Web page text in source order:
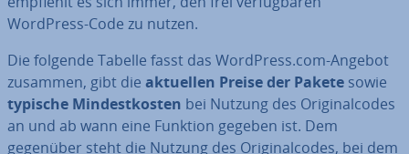
WordPress-Code zu nutzen.
Die folgende Tabelle fasst das WordPress.com-Angebot
zusammen, gibt die aktuellen Preise der Pakete sowie
typische Min­dest­kos­ten bei Nutzung des Ori­gi­nal­codes
an und ab wann eine Funktion gegeben ist. Dem
gegenüber steht die Nutzung des Ori­gi­nal­codes, bei dem